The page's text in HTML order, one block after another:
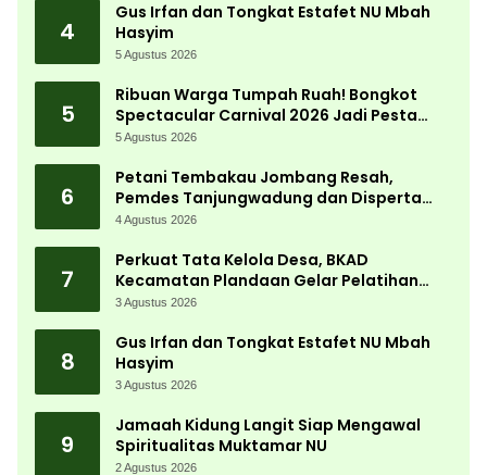
4
Gus Irfan dan Tongkat Estafet NU Mbah
Hasyim
5 Agustus 2026
5
Ribuan Warga Tumpah Ruah! Bongkot
Spectacular Carnival 2026 Jadi Pesta
Kemerdekaan Terbesar di Peterongan
5 Agustus 2026
6
Petani Tembakau Jombang Resah,
Pemdes Tanjungwadung dan Disperta
Bergerak Cepat
4 Agustus 2026
7
Perkuat Tata Kelola Desa, BKAD
Kecamatan Plandaan Gelar Pelatihan
Aparatur Pemdes
3 Agustus 2026
8
Gus Irfan dan Tongkat Estafet NU Mbah
Hasyim
3 Agustus 2026
9
Jamaah Kidung Langit Siap Mengawal
Spiritualitas Muktamar NU
2 Agustus 2026